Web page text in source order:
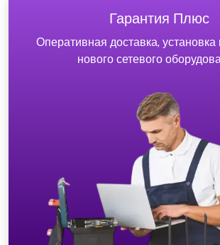
Гарантия Плюс
Оперативная доставка, установка
нового сетевого